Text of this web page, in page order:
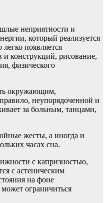
неприятности и
который реализуется
появляется
и конструкций, рисование,
физического
окружающим,
неупорядоченной и
за больным, танцами,
жесты, а иногда и
часах сна.
с капризностью,
с астеническим
на фоне
ограничиться